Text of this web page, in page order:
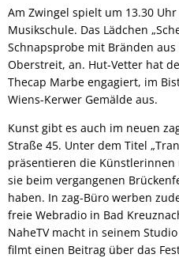
Am Zwingel spielt um 13.30
Musikschule. Das Lädchen
Schnapsprobe mit Bränden
Oberstreit, an. Hut-Vetter hat
Thecap Marbe engagiert, im
Wiens-Kerwer Gemälde aus.
Kunst gibt es auch im neuen
Straße 45. Unter dem Titel
präsentieren die
sie beim vergangenen
haben. In zag-Büro werben
freie Webradio in Bad
NaheTV macht in seinem
filmt einen Beitrag über das